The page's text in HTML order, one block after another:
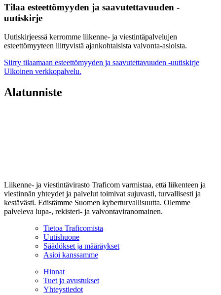
Tilaa esteettömyyden ja saavutettavuuden -
uutiskirje
Uutiskirjeessä kerromme liikenne- ja viestintäpalvelujen
esteettömyyteen liittyvistä ajankohtaisista valvonta-asioista.
Siirry tilaamaan esteettömyyden ja saavutettavuuden -uutiskirje
Ulkoinen verkkopalvelu.
Alatunniste
Liikenne- ja viestintävirasto Traficom varmistaa, että liikenteen ja
viestinnän yhteydet ja palvelut toimivat sujuvasti, turvallisesti ja
kestävästi. Edistämme Suomen kyberturvallisuutta. Olemme
palveleva lupa-, rekisteri- ja valvontaviranomainen.
Tietoa Traficomista
Uutishuone
Säädökset ja määräykset
Asioi kanssamme
Hinnat
Tuet ja avustukset
Yhteystiedot